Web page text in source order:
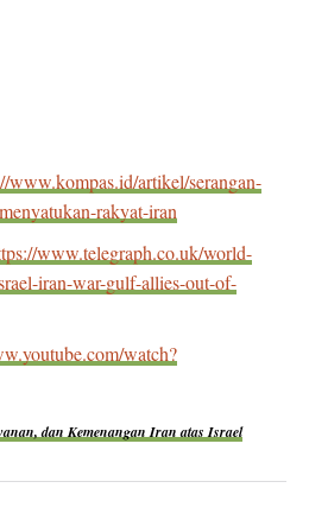
www.kompas.id/artikel/serangan-
rakyat-iran
www.telegraph.co.uk/world-
iran-war-gulf-allies-out-of-
watch?
dan Kemenangan Iran atas Israel